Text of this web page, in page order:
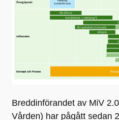
Breddinförandet av MiV
Vården) har pågått sedan